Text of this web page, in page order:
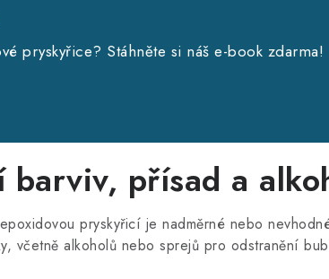
pryskyřice? Stáhněte si náš e-book zdarma!
přísad a
pryskyřicí je nadměrné nebo
včetně alkoholů nebo sprejů pro odstranění